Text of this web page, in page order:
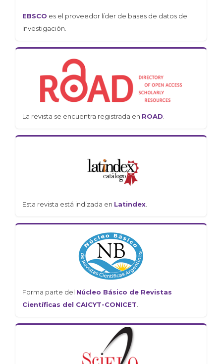
EBSCO es el proveedor líder de bases de datos de
investigación.
La revista se encuentra registrada en ROAD
Esta revista está indizada en Latindex
Forma parte del Núcleo Básico de Revistas
Científicas del CAICYT-CONICET